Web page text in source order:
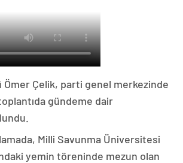
Ömer Çelik, parti genel merkezinde
gündeme dair
Milli Savunma Üniversitesi
yemin töreninde mezun olan